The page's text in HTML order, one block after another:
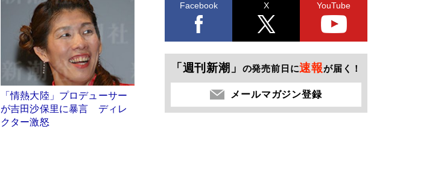
「情熱大陸」プロデューサー
が吉田沙保里に暴言 ディレ
クター激怒
Facebook X YouTube
「週刊新潮」 の発売前日に速報が届く！
メールマガジン登録